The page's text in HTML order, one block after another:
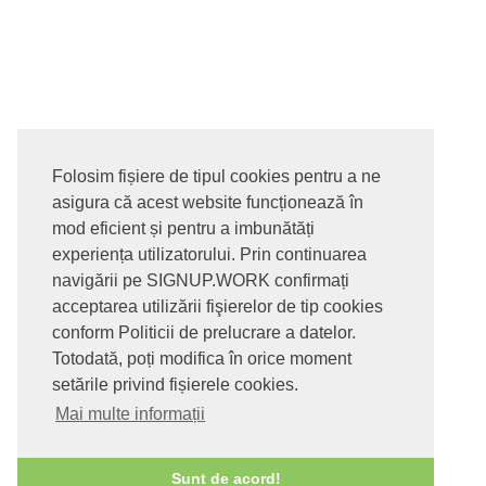
Folosim fișiere de tipul cookies pentru a ne
asigura că acest website funcționează în
mod eficient și pentru a imbunătăți
experiența utilizatorului. Prin continuarea
navigării pe SIGNUP.WORK confirmați
acceptarea utilizării fişierelor de tip cookies
conform Politicii de prelucrare a datelor.
Totodată, poți modifica în orice moment
setările privind fișierele cookies.
Mai multe informații
Sunt de acord!
© 2017-2026. Toate drepturile rezervate
SIGNUPDOTWORK SRLTermeni si conditii | Politica de
confidentialitate | Politica de livrare si anulare comanda |
Politica GDPR